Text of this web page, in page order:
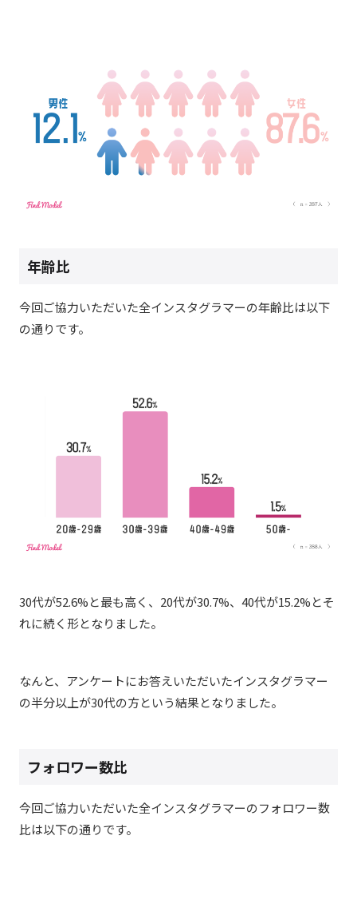
年齢比
今回ご協力いただいた全インスタグラマーの年齢比は以下
の通りです。
30代が52.6%と最も高く、20代が30.7%、40代が15.2%とそ
れに続く形となりました。
なんと、アンケートにお答えいただいたインスタグラマー
の半分以上が30代の方という結果となりました。
フォロワー数比
今回ご協力いただいた全インスタグラマーのフォロワー数
比は以下の通りです。